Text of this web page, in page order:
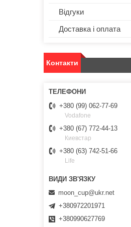
Відгуки
Доставка і оплата
Контакти
+380 (99) 062-77-69
Vodafone
+380 (67) 772-44-13
Киевстар
+380 (63) 742-51-66
Life
moon_cup@ukr.net
+380972201971
+380990627769